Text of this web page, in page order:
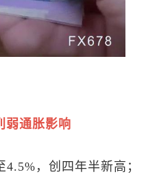
弱通胀影响
，创四年半新高；